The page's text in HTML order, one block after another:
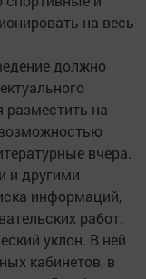
на весь
должно
разместить на
вчера.
и другими
информаций,
работ.
уклон. В ней
кабинетов, в